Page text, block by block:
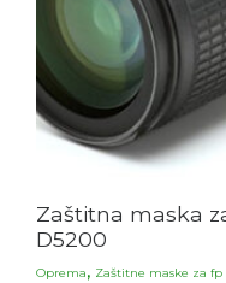
Zaštitna maska
D5200
Oprema, Zaštitne maske za fp